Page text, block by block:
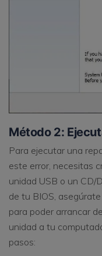
Método 2:
Para ejecutar una
este error, necesitas
unidad USB o un CD/
de tu BIOS,
para poder arrancar
unidad a tu
pasos: